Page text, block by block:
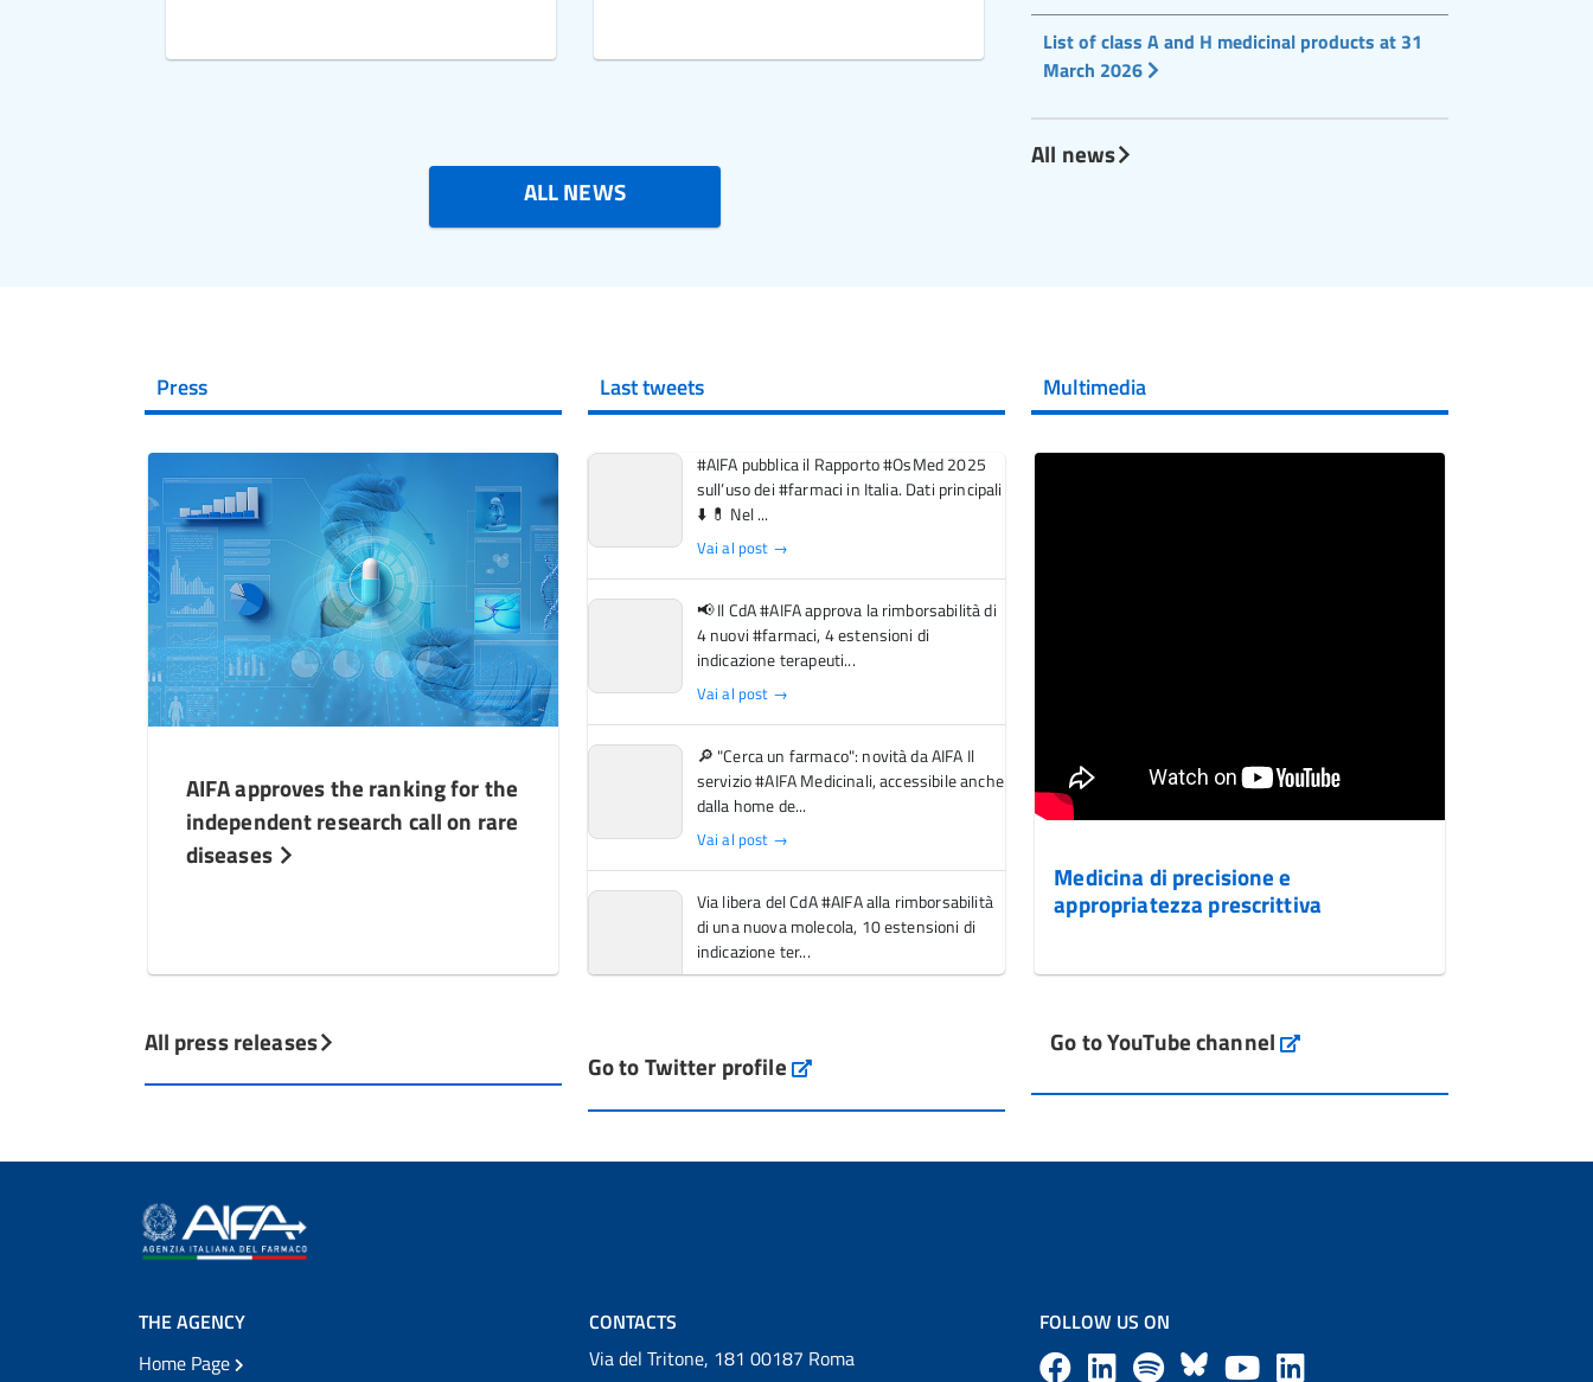
ALL NEWS
List of class A and H medicinal products at 31
March 2026
All news
Press
AIFA approves the ranking for the
independent research call on rare
diseases
All press releases
Last tweets
#AIFA pubblica il Rapporto #OsMed 2025
sull’uso dei #farmaci in Italia. Dati principali
⬇️ 💊 Nel ...
Vai al post →
📢 Il CdA #AIFA approva la rimborsabilità di
4 nuovi #farmaci, 4 estensioni di
indicazione terapeuti...
Vai al post →
🔎 "Cerca un farmaco": novità da AIFA Il
servizio #AIFA Medicinali, accessibile anche
dalla home de...
Vai al post →
Via libera del CdA #AIFA alla rimborsabilità
di una nuova molecola, 10 estensioni di
indicazione ter...
per l'accesso ai #farmaci orfani rimborsati
Go to Twitter profile aifa_ufficiale
Multimedia
Medicina di precisione e
appropriatezza prescrittiva
Go to YouTube channel
THE AGENCY
Home Page
CONTACTS
Via del Tritone, 181 00187 Roma
FOLLOW US ON
F L B Y